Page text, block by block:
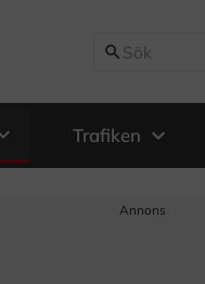
search
Trafiken expand_more
Annons